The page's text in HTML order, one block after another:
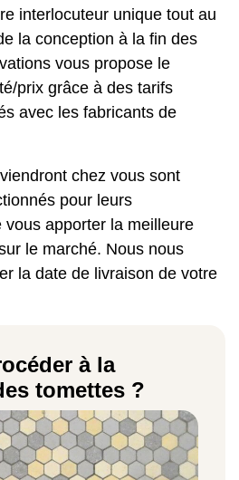
interlocuteur unique tout au
la conception à la fin des
vous propose le
prix grâce à des tarifs
avec les fabricants de
chez vous sont
pour leurs
apporter la meilleure
le marché. Nous nous
la date de livraison de votre
à la
tomettes ?